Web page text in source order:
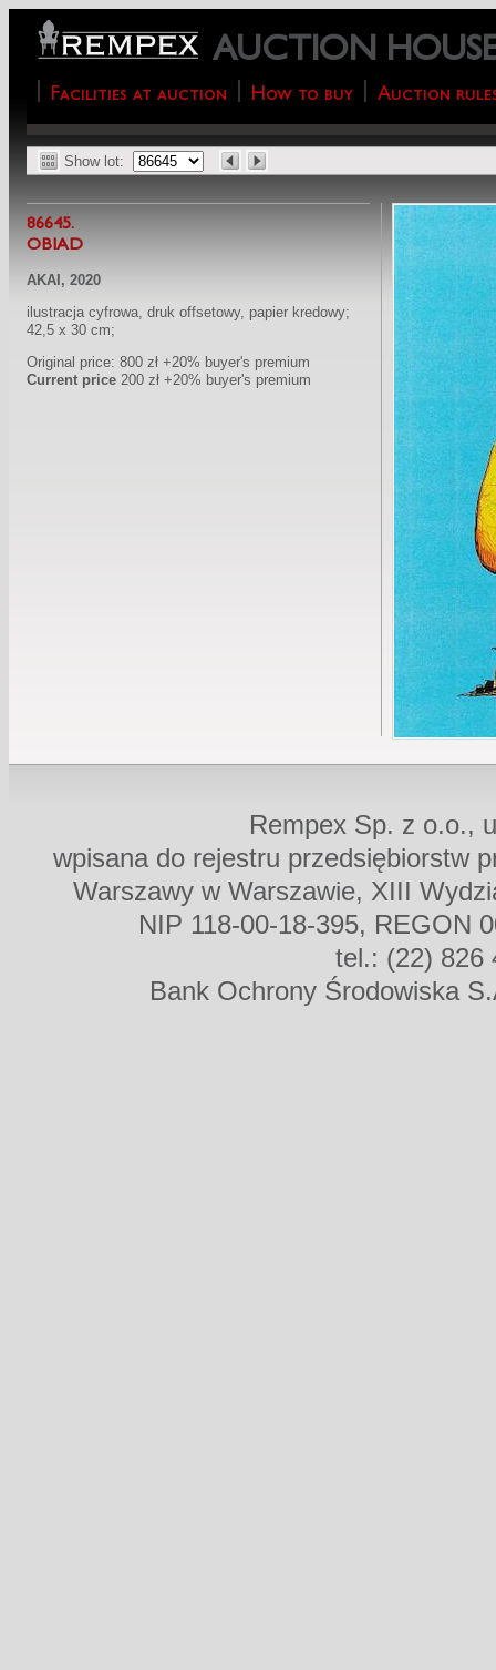
AUCTION
Facilities at auction How to buy Auction
Show lot:
86645.
OBIAD
AKAI, 2020
ilustracja cyfrowa, druk offsetowy, papier kredowy;
42,5 x 30 cm;
Original price: 800 zł +20% buyer's premium
Current price 200 zł +20% buyer's premium
Rempex Sp. z o.o.,
wpisana do rejestru przedsiębiorstw
Warszawy w Warszawie, XIII
NIP 118-00-18-395, REGON
tel.: (22) 826
Bank Ochrony Środowiska